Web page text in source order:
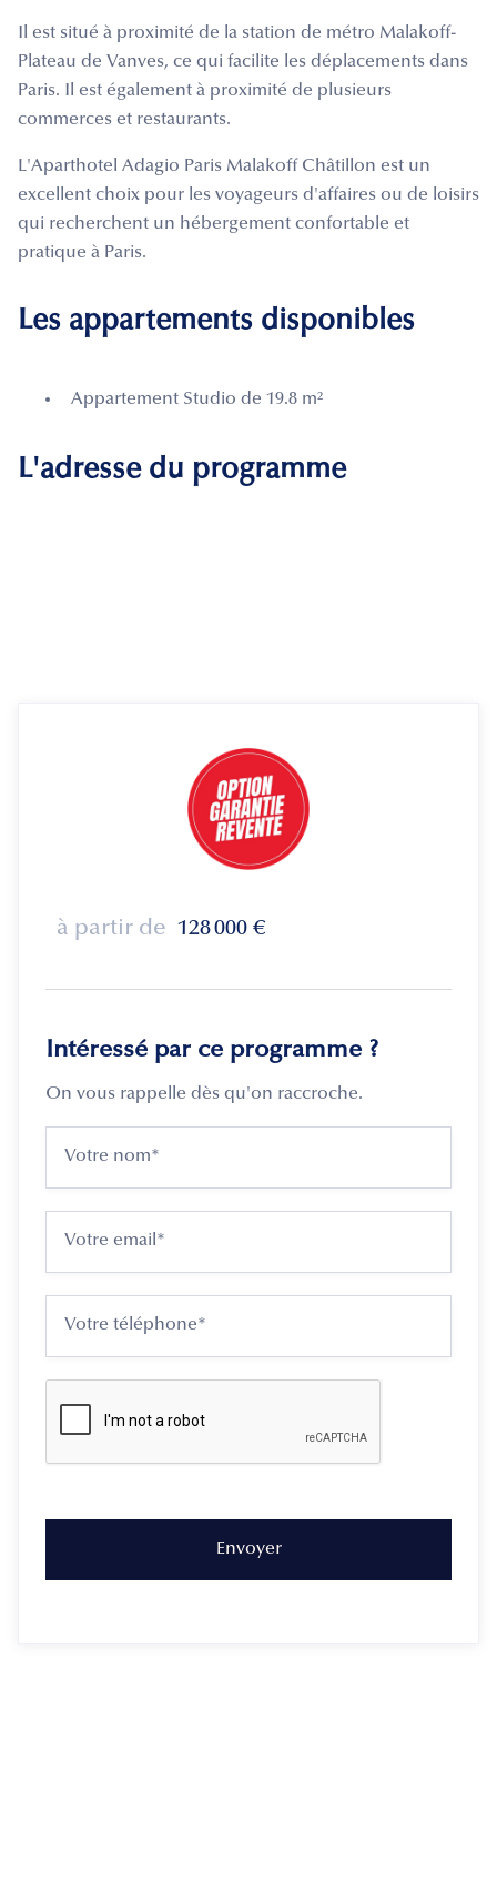
Il est situé à proximité de la station de métro Malakoff-
Plateau de Vanves, ce qui facilite les déplacements dans
Paris. Il est également à proximité de plusieurs
commerces et restaurants.
L'Aparthotel Adagio Paris Malakoff Châtillon est un
excellent choix pour les voyageurs d'affaires ou de loisirs
qui recherchent un hébergement confortable et
pratique à Paris.
Les appartements disponibles
Appartement Studio de 19.8 m²
L'adresse du programme
à partir de 128 000 €
Intéressé par ce programme ?
On vous rappelle dès qu'on raccroche.